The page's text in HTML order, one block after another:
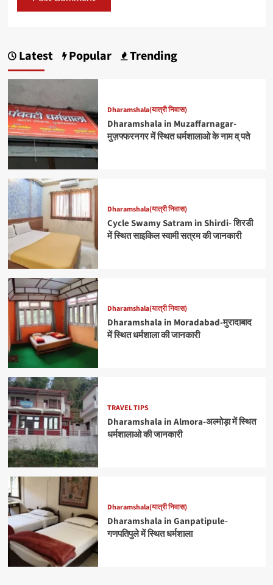
Latest Popular Trending
Dharamshala(यात्री निवास)
Dharamshala in Muzaffarnagar-
मुज़फ्फरनगर में स्थित धर्मशालाओ के नाम व् पते
Dharamshala(यात्री निवास)
Cycle Swamy Satram in Shirdi- शिरडी
में स्थित साइकिल स्वामी सत्रम की जानकारी
Dharamshala(यात्री निवास)
Dharamshala in Moradabad-मुरादाबाद
में स्थित धर्मशाला की जानकारी
TRAVEL TIPS
Dharamshala in Almora-अल्मोड़ा में स्थित
धर्मशालाओ की जानकारी
Dharamshala(यात्री निवास)
Dharamshala in Ganpatipule-
गणपतिपुले में स्थित धर्मशाला